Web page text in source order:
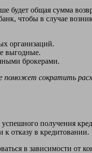
будет общая сумма
чтобы в случае
организаций.
выгодные.
брокерами.
сократить
получения
к отказу в кредитовании.
в зависимости от